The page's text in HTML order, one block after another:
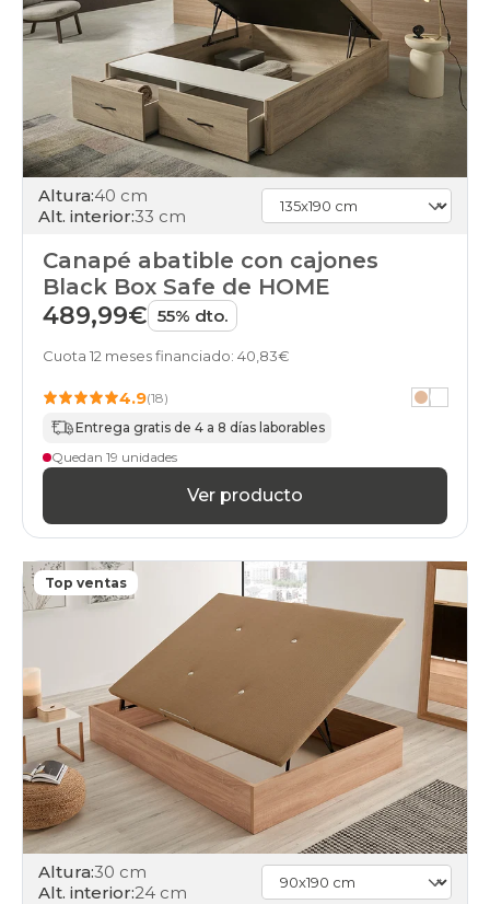
days
canapes-
abatibles
200x180cm-
especial
online
black-
days
canapes-
abatibles
gemelo
online
canapes-
abatibles
online
days
canapes-
200x190cm-
especial
online
black-
canapes-
100x200cm-
black-
days
canapes-
abatibles
100x200cm-
unfrente
online
black-
Altura:40 cm
Alt. interior:33 cm
Canapé abatible con cajones
Black Box Safe de HOME
489,99€ 55% dto.
Cuota 12 meses financiado: 40,83€
4.9(18)
Entrega gratis de 4 a 8 días laborables
Quedan 19 unidades
Ver producto
Top ventas
Altura:30 cm
Alt. interior:24 cm